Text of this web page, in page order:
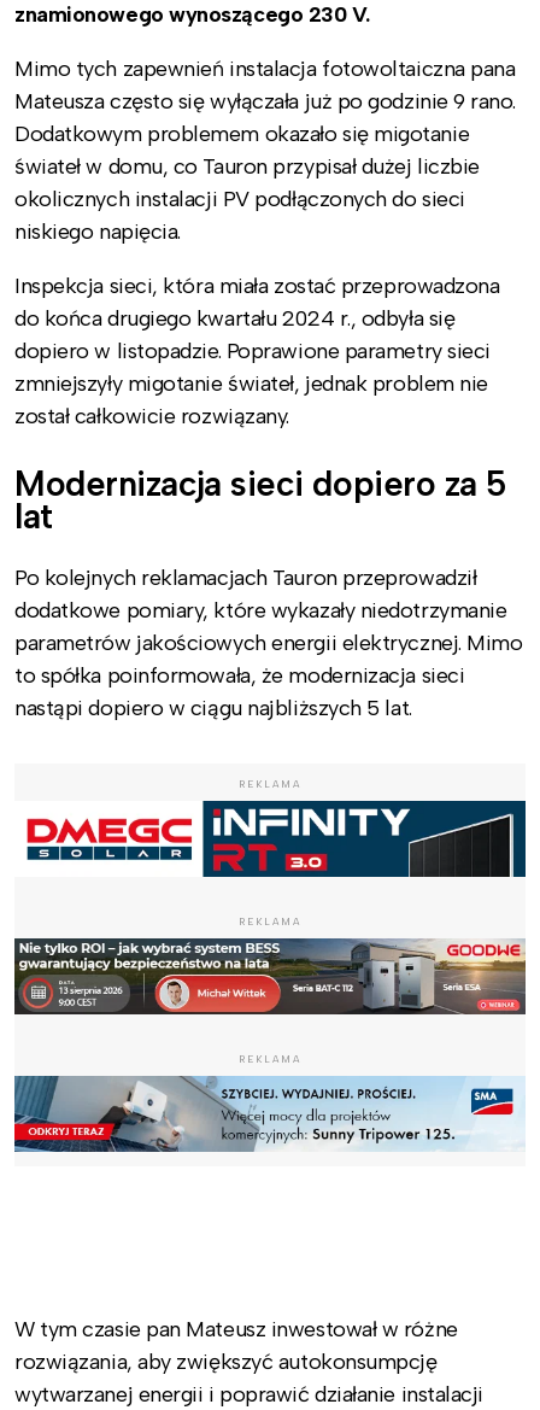
znamionowego wynoszącego 230 V.
Mimo tych zapewnień instalacja fotowoltaiczna pana
Mateusza często się wyłączała już po godzinie 9 rano.
Dodatkowym problemem okazało się migotanie
świateł w domu, co Tauron przypisał dużej liczbie
okolicznych instalacji PV podłączonych do sieci
niskiego napięcia.
Inspekcja sieci, która miała zostać przeprowadzona
do końca drugiego kwartału 2024 r., odbyła się
dopiero w listopadzie. Poprawione parametry sieci
zmniejszyły migotanie świateł, jednak problem nie
został całkowicie rozwiązany.
Modernizacja sieci dopiero za 5
lat
Po kolejnych reklamacjach Tauron przeprowadził
dodatkowe pomiary, które wykazały niedotrzymanie
parametrów jakościowych energii elektrycznej. Mimo
to spółka poinformowała, że modernizacja sieci
nastąpi dopiero w ciągu najbliższych 5 lat.
REKLAMA
REKLAMA
REKLAMA
W tym czasie pan Mateusz inwestował w różne
rozwiązania, aby zwiększyć autokonsumpcję
wytwarzanej energii i poprawić działanie instalacji